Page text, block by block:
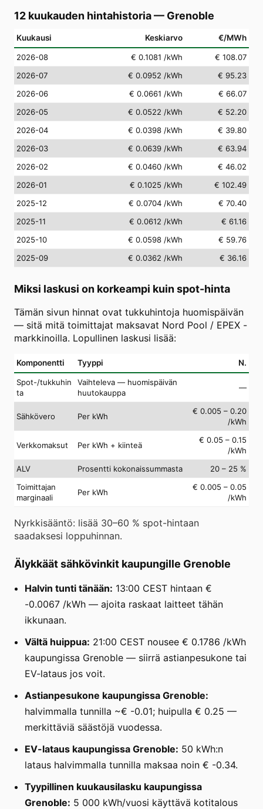
12 kuukauden hintahistoria— Grenoble
Kuukausi Keskiarvo €/MWh
2026-08 € 0.1081 /kWh
€ 108.07
2026-07
€ 0.0952 /kWh
€ 95.23
2026-06
€ 0.0661 /kWh
€ 66.07
2026-05
€ 0.0522 /kWh
€ 52.20
2026-04
€ 0.0398 /kWh
€ 39.80
2026-03
€ 0.0639 /kWh
€ 63.94
2026-02
€ 0.0460 /kWh
€ 46.02
2026-01
€ 0.1025 /kWh
€ 102.49
2025-12
€ 0.0704 /kWh
€ 70.40
2025-11
€ 0.0612 /kWh
€ 61.16
2025-10
€ 0.0598 /kWh
€ 59.76
2025-09
€ 0.0362 /kWh € 36.16
Miksi laskusi on korkeampi kuin spot-hinta
Tämän sivun hinnat ovat tukkuhintoja huomispäivän
— sitä mitä toimittajat maksavat Nord Pool / EPEX -
markkinoilla. Lopullinen laskusi lisää:
Komponentti Tyyppi N.
Spot-/tukkuhin
ta
Vaihteleva — huomispäivän
huutokauppa
—
Sähkövero Per kWh
€ 0.005 – 0.20
/kWh
Verkkomaksut Per kWh + kiinteä
€ 0.05 – 0.15
/kWh
ALV
Prosentti kokonaissummasta
20 – 25 %
Toimittajan
marginaali
Per kWh
€ 0.005 – 0.05
/kWh
Nyrkkisääntö: lisää 30–60 % spot-hintaan
saadaksesi loppuhinnan.
Älykkäät sähkövinkit kaupungille Grenoble
Halvin tunti tänään: 13:00 CEST hintaan €
-0.0067 /kWh — ajoita raskaat laitteet tähän
ikkunaan.
Vältä huippua: 21:00 CEST nousee € 0.1786 /kWh
kaupungissa Grenoble — siirrä astianpesukone tai
EV-lataus jos voit.
Astianpesukone kaupungissa Grenoble:
halvimmalla tunnilla ~€ -0.01; huipulla € 0.25 —
merkittäviä säästöjä vuodessa.
EV-lataus kaupungissa Grenoble: 50 kWh:n
lataus halvimmalla tunnilla maksaa noin € -0.34.
Tyypillinen kuukausilasku kaupungissa
Grenoble: 5 000 kWh/vuosi käyttävä kotitalous